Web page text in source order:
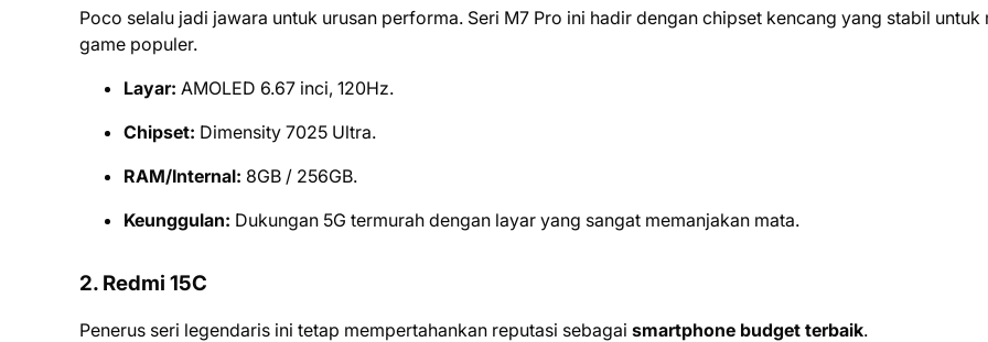
Poco selalu jadi jawara untuk urusan performa. Seri M7 Pro ini hadir dengan chipset kencang yang stabil untuk
game populer.
Layar: AMOLED 6.67 inci, 120Hz.
Chipset: Dimensity 7025 Ultra.
RAM/Internal: 8GB / 256GB.
Keunggulan: Dukungan 5G termurah dengan layar yang sangat memanjakan mata.
2. Redmi 15C
Penerus seri legendaris ini tetap mempertahankan reputasi sebagai smartphone budget terbaik.